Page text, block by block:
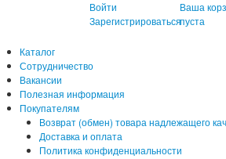
Войти
Зарегистрироваться
Ваша
пуста
Каталог
Сотрудничество
Вакансии
Полезная информация
Покупателям
Возврат (обмен) товара надлежащего
Доставка и оплата
Политика конфиденциальности